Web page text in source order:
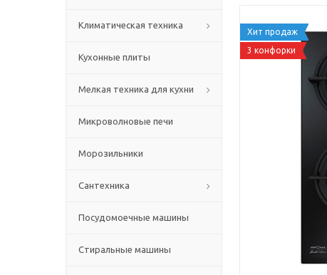
Климатическая техника
Кухонные плиты
Мелкая техника для кухни
Микроволновые печи
Морозильники
Сантехника
Посудомоечные машины
Стиральные машины
Хит продаж
3 конфорки